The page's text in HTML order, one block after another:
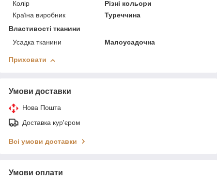
Колір
Різні кольори
Країна виробник
Туреччина
Властивості тканини
Усадка тканини
Малоусадочна
Приховати
Умови доставки
Нова Пошта
Доставка кур'єром
Всі умови доставки
Умови оплати